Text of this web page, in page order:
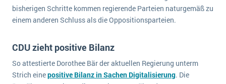
Lebensmittelindustrie
Logistik
Produktion
Immobilien
Services
Ein WMS implementieren: Das sind die 6
wichtigsten Punkte, die es zu beachten gilt
Service Level Agreements (SLA) und ERP: Was muss man wissen?
ERP-Software für Abfallentsorger
bisherigen Schritte kommen regierende Parteien naturgemäß zu
einem anderen Schluss als die Oppositionsparteien.
CDU zieht positive Bilanz
So attestierte Dorothee Bär der aktuellen Regierung unterm
Strich einepositive Bilanz in Sachen Digitalisierung. Die